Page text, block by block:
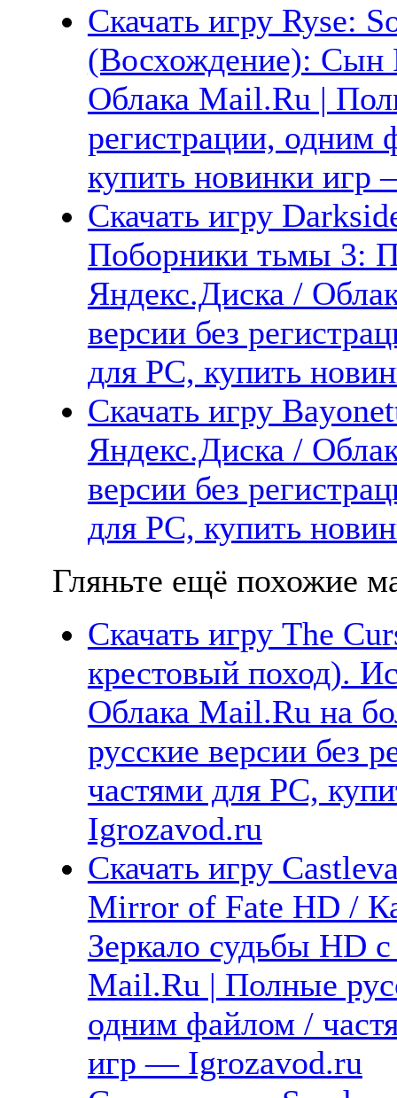
Скачать игру Ryse:
(Восхождение): Сын
Облака Mail.Ru |
регистрации, одним
купить новинки
Скачать игру
Поборники тьмы 3:
Яндекс.Диска /
версии без
для PC, купить
Скачать игру
Яндекс.Диска /
версии без
для PC, купить
Гляньте ещё похожие
Скачать игру The
крестовый поход).
Облака Mail.Ru на
русские версии без
частями для PC,
Igrozavod.ru
Скачать игру
Mirror of Fate HD /
Зеркало судьбы HD
Mail.Ru | Полные
одним файлом /
игр — Igrozavod.ru